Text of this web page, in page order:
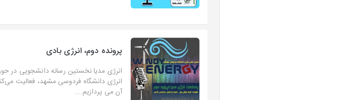
پرونده دوم، انرژی بادی
انرژی مدیا نخستین رسانه دانشجویی در
انرژی دانشگاه فردوسی مشهد، فعالیت
آن می پردازیم....